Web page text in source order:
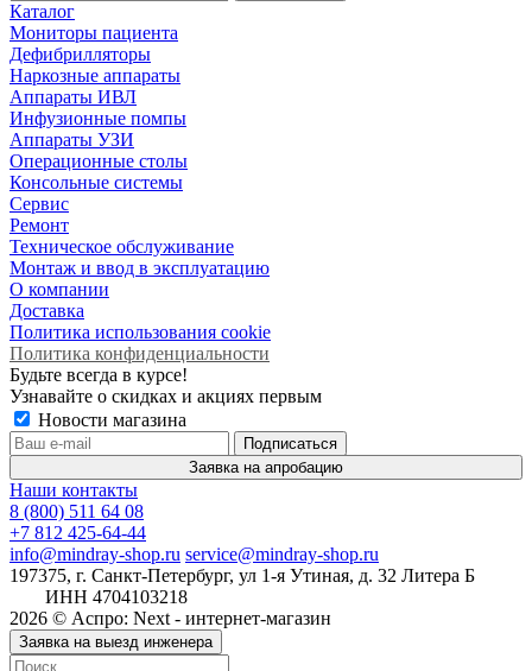
Каталог
Мониторы пациента
Дефибрилляторы
Наркозные аппараты
Аппараты ИВЛ
Инфузионные помпы
Аппараты УЗИ
Операционные столы
Консольные системы
Сервис
Ремонт
Техническое обслуживание
Монтаж и ввод в эксплуатацию
О компании
Доставка
Политика использования cookie
Политика конфиденциальности
Будьте всегда в курсе!
Узнавайте о скидках и акциях первым
Новости магазина
Заявка на апробацию
Наши контакты
8 (800) 511 64 08
+7 812 425-64-44
info@mindray-shop.ru service@mindray-shop.ru
197375, г. Санкт-Петербург, ул 1-я Утиная, д. 32 Литера Б
ИНН 4704103218
2026 © Аспро: Next - интернет-магазин
Заявка на выезд инженера